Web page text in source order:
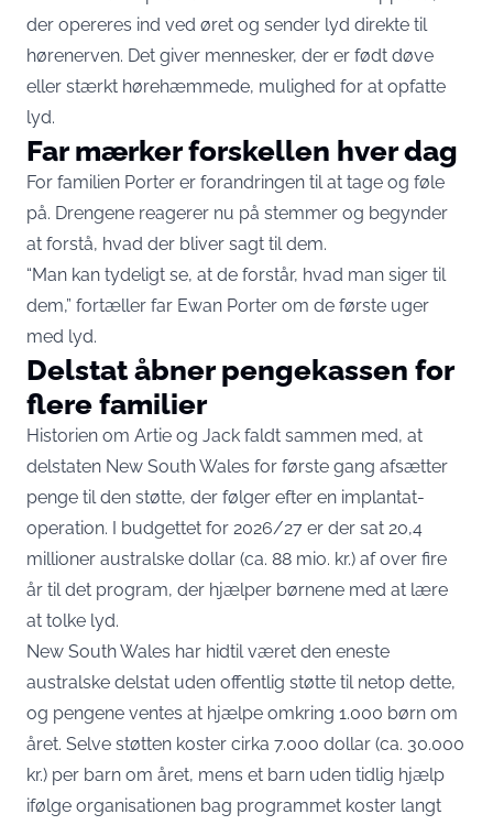
der opereres ind ved øret og sender lyd direkte til
hørenerven. Det giver mennesker, der er født døve
eller stærkt hørehæmmede, mulighed for at opfatte
lyd.
Far mærker forskellen hver dag
For familien Porter er forandringen til at tage og føle
på. Drengene reagerer nu på stemmer og begynder
at forstå, hvad der bliver sagt til dem.
“Man kan tydeligt se, at de forstår, hvad man siger til
dem,” fortæller far Ewan Porter om de første uger
med lyd.
Delstat åbner pengekassen for
flere familier
Historien om Artie og Jack faldt sammen med, at
delstaten New South Wales for første gang afsætter
penge til den støtte, der følger efter en implantat-
operation. I budgettet for 2026/27 er der sat 20,4
millioner australske dollar (ca. 88 mio. kr.) af over fire
år til det program, der hjælper børnene med at lære
at tolke lyd.
New South Wales har hidtil været den eneste
australske delstat uden offentlig støtte til netop dette,
og pengene ventes at hjælpe omkring 1.000 børn om
året. Selve støtten koster cirka 7.000 dollar (ca. 30.000
kr.) per barn om året, mens et barn uden tidlig hjælp
ifølge organisationen bag programmet koster langt